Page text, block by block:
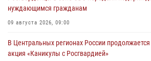
нуждающимся гражданам
09 августа 2026, 09:00
В Центральных регионах России
акция «Каникулы с Росгвардией»